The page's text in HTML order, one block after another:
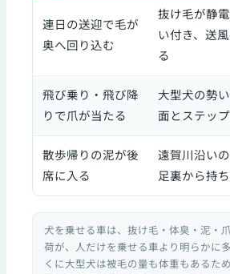
連日の送迎で毛が
奥へ回り込む
抜け毛が静
い付き、送
る
飛び乗り・飛び降
りで爪が当たる
大型犬の勢
面とステッ
散歩帰りの泥が後
席に入る
遠賀川沿い
足裏から持
犬を乗せる車は、抜け毛・体臭・泥・
荷が、人だけを乗せる車より明らかに
くに大型犬は被毛の量も体重もあるた